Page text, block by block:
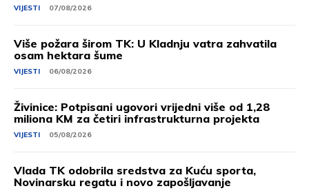
VIJESTI 07/08/2026
Više požara širom TK: U Kladnju vatra zahvatila
osam hektara šume
VIJESTI 06/08/2026
Živinice: Potpisani ugovori vrijedni više od 1,28
miliona KM za četiri infrastrukturna projekta
VIJESTI 05/08/2026
Vlada TK odobrila sredstva za Kuću sporta,
Novinarsku regatu i novo zapošljavanje